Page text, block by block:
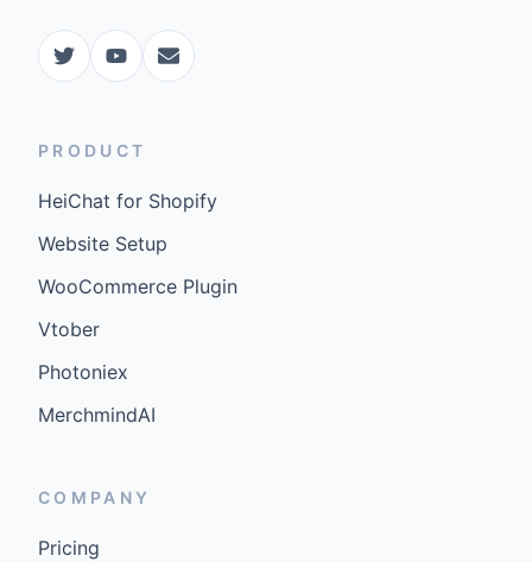
PRODUCT
HeiChat for Shopify
Website Setup
WooCommerce Plugin
Vtober
Photoniex
MerchmindAI
COMPANY
Pricing